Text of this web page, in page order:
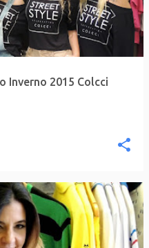
Inverno 2015 Colcci